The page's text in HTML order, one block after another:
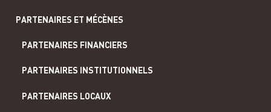
PARTENAIRES ET MÉCÈNES
PARTENAIRES FINANCIERS
PARTENAIRES INSTITUTIONNELS
PARTENAIRES LOCAUX